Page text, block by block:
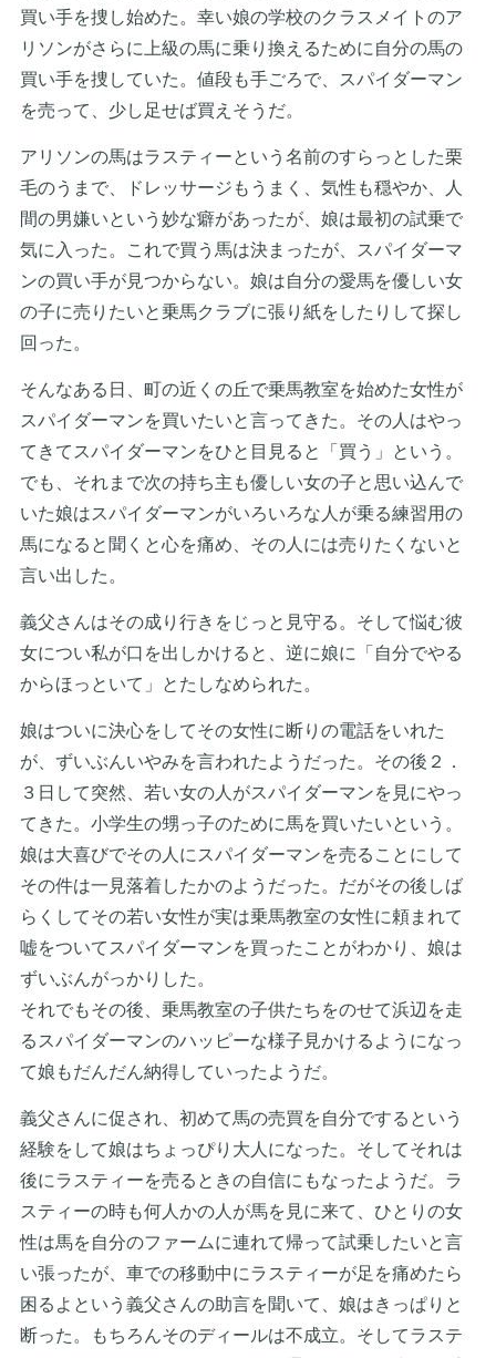
買い手を捜し始めた。幸い娘の学校のクラスメイトのア
リソンがさらに上級の馬に乗り換えるために自分の馬の
買い手を捜していた。値段も手ごろで、スパイダーマン
を売って、少し足せば買えそうだ。
アリソンの馬はラスティーという名前のすらっとした栗
毛のうまで、ドレッサージもうまく、気性も穏やか、人
間の男嫌いという妙な癖があったが、娘は最初の試乗で
気に入った。これで買う馬は決まったが、スパイダーマ
ンの買い手が見つからない。娘は自分の愛馬を優しい女
の子に売りたいと乗馬クラブに張り紙をしたりして探し
回った。
そんなある日、町の近くの丘で乗馬教室を始めた女性が
スパイダーマンを買いたいと言ってきた。その人はやっ
てきてスパイダーマンをひと目見ると「買う」という。
でも、それまで次の持ち主も優しい女の子と思い込んで
いた娘はスパイダーマンがいろいろな人が乗る練習用の
馬になると聞くと心を痛め、その人には売りたくないと
言い出した。
義父さんはその成り行きをじっと見守る。そして悩む彼
女につい私が口を出しかけると、逆に娘に「自分でやる
からほっといて」とたしなめられた。
娘はついに決心をしてその女性に断りの電話をいれた
が、ずいぶんいやみを言われたようだった。その後２．
３日して突然、若い女の人がスパイダーマンを見にやっ
てきた。小学生の甥っ子のために馬を買いたいという。
娘は大喜びでその人にスパイダーマンを売ることにして
その件は一見落着したかのようだった。だがその後しば
らくしてその若い女性が実は乗馬教室の女性に頼まれて
嘘をついてスパイダーマンを買ったことがわかり、娘は
ずいぶんがっかりした。
それでもその後、乗馬教室の子供たちをのせて浜辺を走
るスパイダーマンのハッピーな様子見かけるようになっ
て娘もだんだん納得していったようだ。
義父さんに促され、初めて馬の売買を自分でするという
経験をして娘はちょっぴり大人になった。そしてそれは
後にラスティーを売るときの自信にもなったようだ。ラ
スティーの時も何人かの人が馬を見に来て、ひとりの女
性は馬を自分のファームに連れて帰って試乗したいと言
い張ったが、車での移動中にラスティーが足を痛めたら
困るよという義父さんの助言を聞いて、娘はきっぱりと
断った。もちろんそのディールは不成立。そしてラステ